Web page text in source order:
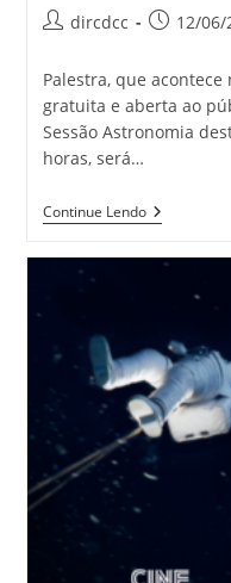
dircdcc 12/06/
Palestra, que acontece
gratuita e aberta ao
Sessão Astronomia
horas, será…
Continue Lendo